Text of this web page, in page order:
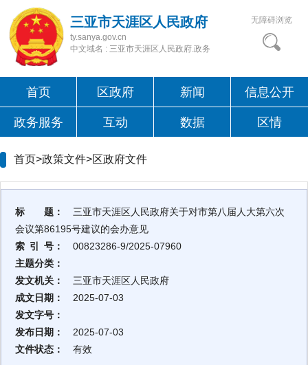
三亚市天涯区人民政府
ty.sanya.gov.cn
中文域名 : 三亚市天涯区人民政府.政务
无障碍浏览
首页 区政府 新闻 信息公开
政务服务 互动 数据 区情
首页>政策文件>区政府文件
标 题：
三亚市天涯区人民政府关于对市第八届人大第六次
会议第86195号建议的会办意见
索 引 号：
00823286-9/2025-07960
主题分类：
发文机关：
三亚市天涯区人民政府
成文日期：
2025-07-03
发文字号：
发布日期：
2025-07-03
文件状态：
有效